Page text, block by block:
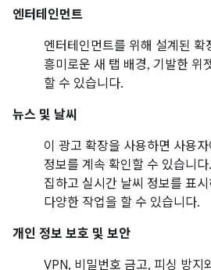
엔터테인먼트
엔터테인먼트를 위해 설계된 확
흥미로운 새 탭 배경, 기발한 위
할 수 있습니다.
뉴스 및 날씨
이 광고 확장을 사용하면 사용
정보를 계속 확인할 수 있습니
집하고 실시간 날씨 정보를 표
다양한 작업을 할 수 있습니다.
개인 정보 보호 및 보안
VPN, 비밀번호 금고, 피싱 방지